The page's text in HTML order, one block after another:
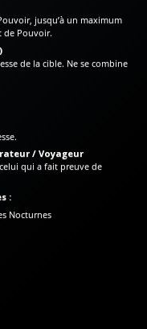
jusqu’à un maximum
de Pouvoir.
de la cible. Ne se combine
/ Voyageur
qui a fait preuve de
:
Nocturnes